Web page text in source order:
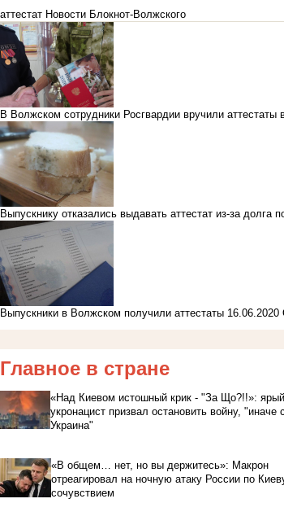
аттестат Новости Блокнот-Волжского
В Волжском сотрудники Росгвардии вручили аттестаты
Выпускнику отказались выдавать аттестат из-за
Выпускники в Волжском получили аттестаты 16.06.2020
Главное в стране
«Над Киевом истошный крик - "За Що?!!»: ярый
укронацист призвал остановить войну, "иначе
Украина"
«В общем… нет, но вы держитесь»: Макрон
отреагировал на ночную атаку России по
сочувствием